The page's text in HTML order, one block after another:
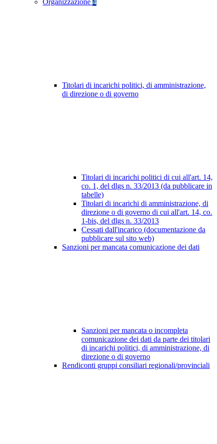
Organizzazione 4
Titolari di incarichi politici, di amministrazione,
di direzione o di governo
Titolari di incarichi politici di cui all'art. 14,
co. 1, del dlgs n. 33/2013 (da pubblicare in
tabelle)
Titolari di incarichi di amministrazione, di
direzione o di governo di cui all'art. 14, co.
1-bis, del dlgs n. 33/2013
Cessati dall'incarico (documentazione da
pubblicare sul sito web)
Sanzioni per mancata comunicazione dei dati
Sanzioni per mancata o incompleta
comunicazione dei dati da parte dei titolari
di incarichi politici, di amministrazione, di
direzione o di governo
Rendiconti gruppi consiliari regionali/provinciali